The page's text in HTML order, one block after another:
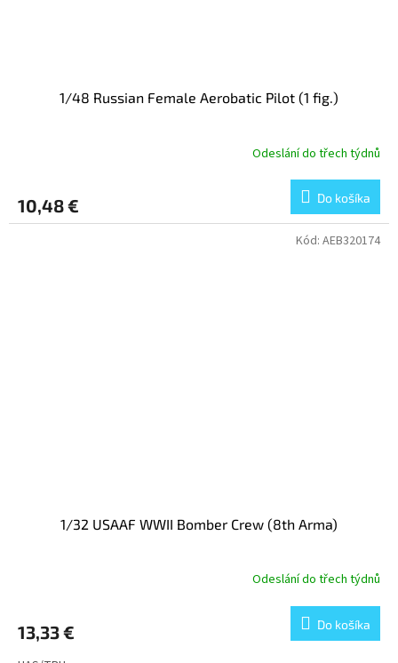
1/48 Russian Female Aerobatic Pilot (1 fig.)
Odeslání do třech týdnů
10,48 € Do košíka
1/32 USAAF WWII Bomber Crew (8th Arma)
Odeslání do třech týdnů
13,33 € Do košíka
Kód: AEB320174